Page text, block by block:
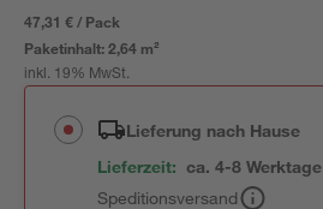
47,31 € / Pack
Paketinhalt:2,64 m²
inkl. 19% MwSt.
Lieferung nach Hause
Lieferzeit: ca. 4-8 Werktage
Speditionsversand